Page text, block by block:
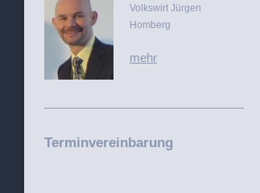
Volkswirt Jürgen
Homberg
mehr
Terminvereinbarung